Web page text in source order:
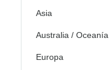
Asia
Australia / Oceanía
Europa